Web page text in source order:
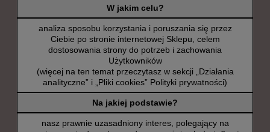
W jakim celu?
analiza sposobu korzystania i poruszania się przez
Ciebie po stronie internetowej Sklepu, celem
dostosowania strony do potrzeb i zachowania
Użytkowników
(więcej na ten temat przeczytasz w sekcji „Działania
analityczne” i „Pliki cookies” Polityki prywatności)
Na jakiej podstawie?
nasz prawnie uzasadniony interes, polegający na